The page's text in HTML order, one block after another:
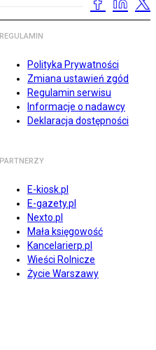
REGULAMIN
Polityka Prywatności
Zmiana ustawień zgód
Regulamin serwisu
Informacje o nadawcy
Deklaracja dostępności
PARTNERZY
E-kiosk.pl
E-gazety.pl
Nexto.pl
Mała księgowość
Kancelarierp.pl
Wieści Rolnicze
Życie Warszawy